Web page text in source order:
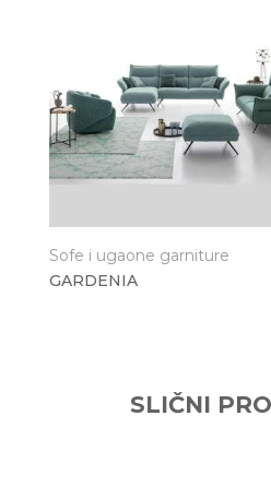
Poruka
Sofe i ugaone garniture
GARDENIA
SLIČNI